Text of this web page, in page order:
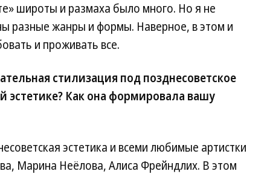
широты и размаха было много. Но я не
разные жанры и формы. Наверное, в этом и
и проживать все.
стилизация под позднесоветское
эстетике? Как она формировала вашу
эстетика и всеми любимые артистки
Марина Неёлова, Алиса Фрейндлих. В этом